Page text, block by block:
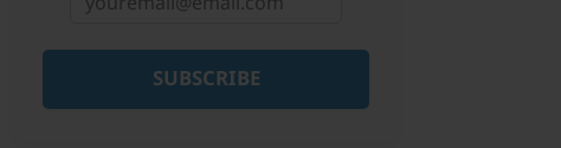
SUBSCRIBE